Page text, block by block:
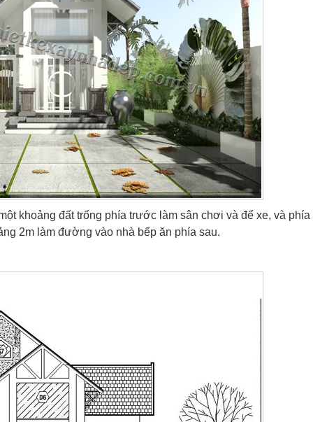
khoảng đất trống phía trước làm sân chơi và để xe, và phía
2m làm đường vào nhà bếp ăn phía sau.